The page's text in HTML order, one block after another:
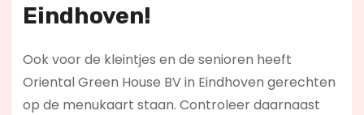
Eindhoven!
Ook voor de kleintjes en de senioren heeft
Oriental Green House BV in Eindhoven gerechten
op de menukaart staan. Controleer daarnaast